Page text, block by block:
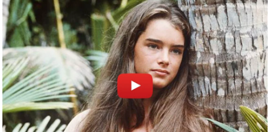
/
फै
श
न
घ
रे
लू
नु